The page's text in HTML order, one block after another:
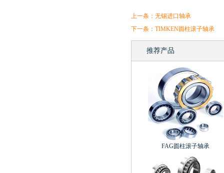
上一条： 无锡进口轴承
下一条： TIMKEN圆柱滚子轴承
推荐产品
FAG圆柱滚子轴承